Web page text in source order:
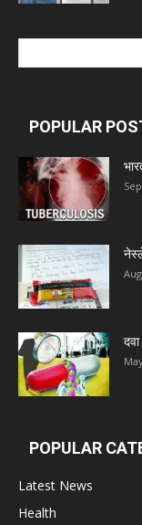
POPULAR
POPULAR
Latest News
Health